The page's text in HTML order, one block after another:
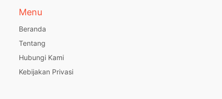
Menu
Beranda
Tentang
Hubungi Kami
Kebijakan Privasi